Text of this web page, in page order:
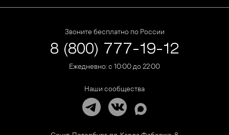
Звоните бесплатно по России
8 (800) 777-19-12
Ежедневно: с 10:00 до 22:00
Наши сообщества